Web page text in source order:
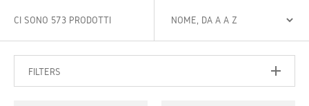
CI SONO 573 PRODOTTI
FILTERS